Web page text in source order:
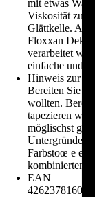
mit etwas
Viskosität zu
Glättkelle.
Floxxan
verarbeitet
einfache und
Hinweis zur
Bereiten Sie
wollten.
tapezieren
möglischst
Untergründen,
Farbstoœ e
kombinierten
EAN
4262378160823